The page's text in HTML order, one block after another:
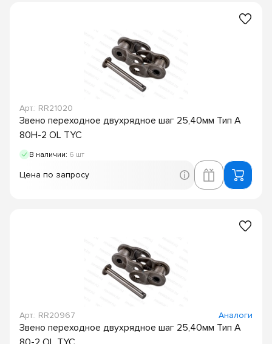
Арт.: RR21020
Звено переходное двухрядное шаг 25,40мм Тип A
80H-2 OL TYC
В наличии: 6 шт
Цена по запросу
Арт.: RR20967 Аналоги
Звено переходное двухрядное шаг 25,40мм Тип A